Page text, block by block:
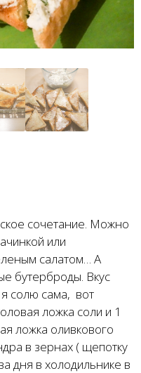
сочетание. Можно
или
салатом… А
бутерброды. Вкус
солю сама, вот
ложка соли и 1
ложка оливкового
в зернах ( щепотку
дня в холодильнике в